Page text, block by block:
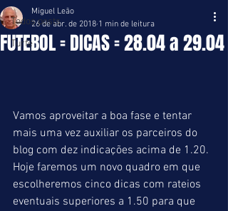
Todos posts
Turfe
FUTEBOL = DICAS = 28.04 a 29.04
Miguel Leão
26 de abr. de 2018 1 min de leitura
Vamos aproveitar a boa fase e tentar
mais uma vez auxiliar os parceiros do
blog com dez indicações acima de 1.20.
Hoje faremos um novo quadro em que
escolheremos cinco dicas com rateios
eventuais superiores a 1.50 para que